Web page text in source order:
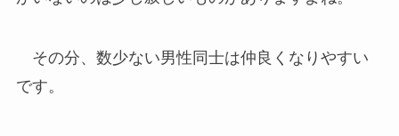
その分、数少ない男性同士は仲良くなりやすい
です。